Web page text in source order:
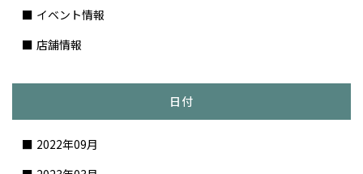
イベント情報
店舗情報
日付
2022年09月